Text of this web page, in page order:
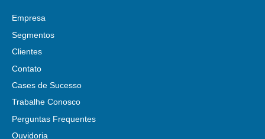
Empresa
Segmentos
Clientes
Contato
Cases de Sucesso
Trabalhe Conosco
Perguntas Frequentes
Ouvidoria